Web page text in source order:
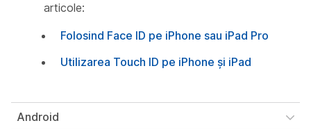
articole:
Folosind Face ID pe iPhone sau iPad Pro
Utilizarea Touch ID pe iPhone și iPad
Android